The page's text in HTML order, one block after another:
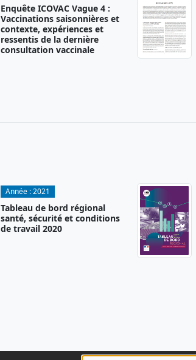
Enquête ICOVAC Vague 4 :
Vaccinations saisonnières et
contexte, expériences et
ressentis de la dernière
consultation vaccinale
Année :2021
Tableau de bord régional
santé, sécurité et conditions
de travail 2020